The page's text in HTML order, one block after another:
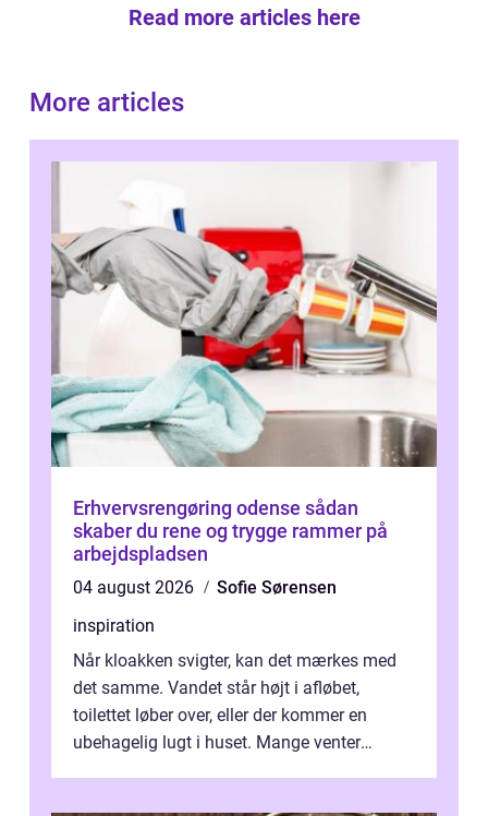
Read more articles here
More articles
Erhvervsrengøring odense sådan
skaber du rene og trygge rammer på
arbejdspladsen
04 august 2026
Sofie Sørensen
inspiration
Når kloakken svigter, kan det mærkes med
det samme. Vandet står højt i afløbet,
toilettet løber over, eller der kommer en
ubehagelig lugt i huset. Mange venter